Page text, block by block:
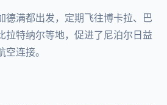
德满都出发，定期飞往博卡拉、巴
拉特纳尔等地，促进了尼泊尔日益
空连接。